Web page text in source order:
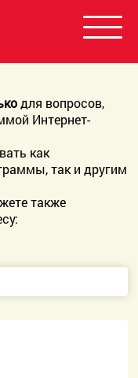
для вопросов,
Интернет-
как
так и другим
также